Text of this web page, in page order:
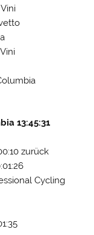
13:45:31
zurück
Cycling